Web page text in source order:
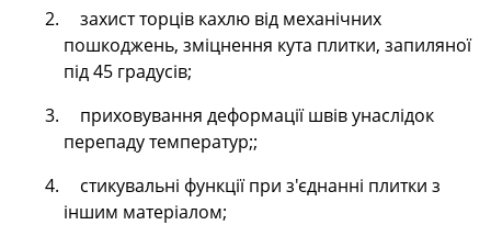
захист торців кахлю від механічних
пошкоджень, зміцнення кута плитки, запиляної
під 45 градусів;
приховування деформації швів унаслідок
перепаду температур;;
стикувальні функції при з'єднанні плитки з
іншим матеріалом;